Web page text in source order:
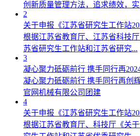
创新质量管理方法，追求绩效，
2
关于申报《江苏省研究生工作站
根据江苏省教育厅、江苏省科技
苏省研究生工作站和江苏省研究...
3
凝心聚力砥砺前行 携手同行再
凝心聚力砥砺前行 携手同行再创
官网机械有限公司团建
4
关于申报《江苏省研究生工作站
根据江苏省教育厅、科技厅《关